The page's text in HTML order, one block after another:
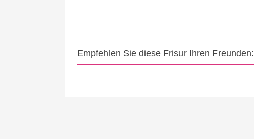
Empfehlen Sie diese Frisur Ihren Freunden: